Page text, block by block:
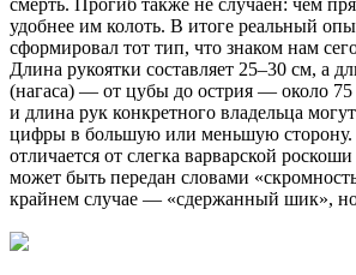
удобнее им колоть. В итоге реальный
сформировал тот тип, что знаком нам
Длина рукоятки составляет 25–30 см, а
(нагаса) — от цубы до острия — около 75
и длина рук конкретного владельца
цифры в большую или меньшую сторону.
отличается от слегка варварской
может быть передан словами
крайнем случае — «сдержанный шик», но